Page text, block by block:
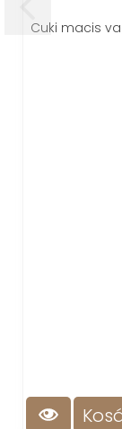
vagy cicás
Kosárba